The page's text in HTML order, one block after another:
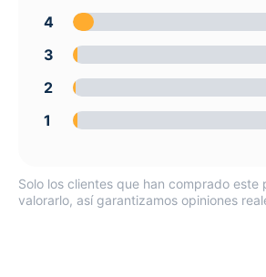
4
3
2
1
Solo los clientes que han comprado este
valorarlo, así garantizamos opiniones